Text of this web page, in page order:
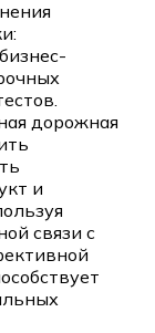
дорожная
и
связи с